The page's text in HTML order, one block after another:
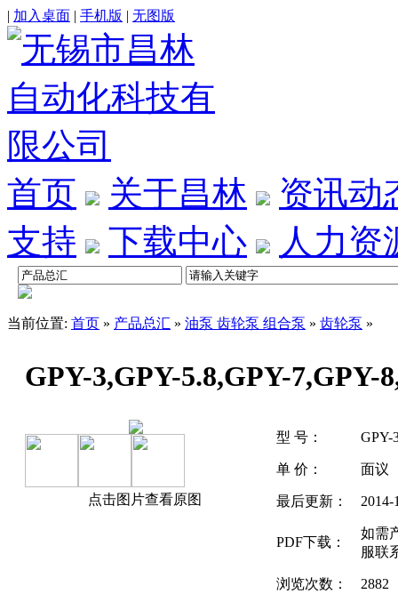
| 加入桌面 | 手机版 | 无图版
首页 关于昌林
资讯动
支持
下载中心 人力资
当前位置: 首页 » 产品总汇 » 油泵 齿轮泵 组合泵 » 齿轮泵 »
GPY-3,GPY-5.8,GPY-7,GPY-
点击图片查看原图
型 号： GPY-
单 价： 面议
最后更新： 2014-
PDF下载：
如需
服联
浏览次数： 2882